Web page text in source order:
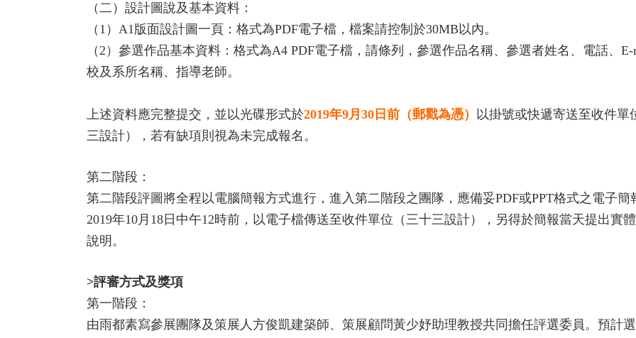
（二）設計圖說及基本資料：
（1）A1版面設計圖一頁：格式為PDF電子檔，檔案請控制於30MB以內。
（2）參選作品基本資料：格式為A4 PDF電子檔，請條列，參選作品名稱、參選者姓名、電話、
校及系所名稱、指導老師。
上述資料應完整提交，並以光碟形式於2019年9月30日前 （郵戳為憑）
以掛號或快遞寄送至收件單
三設計），若有缺項則視為未完成報名。
第二階段：
第二階段評圖將全程以電腦簡報方式進行，進入第二階段之團隊，應備妥PDF或PPT格式之電子簡
2019年10月18日中午12時前，以電子檔傳送至收件單位（三十三設計），另得於簡報當天提出實
說明。
>評審方式及獎項
第一階段：
由雨都素寫參展團隊及策展人方俊凱建築師、策展顧問黃少妤助理教授共同擔任評選委員。預計